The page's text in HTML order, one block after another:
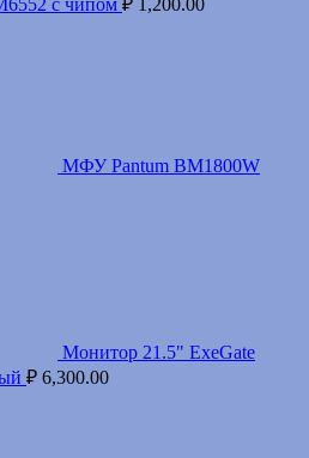
МФУ Pantum BM1800W
Монитор 21.5" ExeGate
₽ 6,300.00